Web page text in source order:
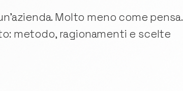
Molto meno come pensa.
metodo, ragionamenti e scelte